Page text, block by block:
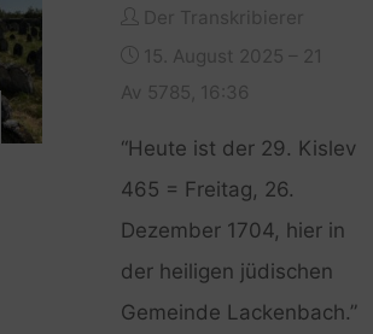
Der Transkribierer
15. August 2025 – 21
Av 5785, 16:36
“Heute ist der 29. Kislev
465 = Freitag, 26.
Dezember 1704, hier in
der heiligen jüdischen
Gemeinde Lackenbach.”